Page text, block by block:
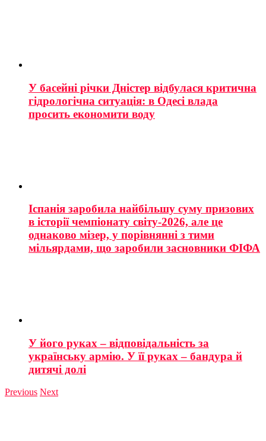
У басейні річки Дністер відбулася критична
гідрологічна ситуація: в Одесі влада
просить економити воду
Іспанія заробила найбільшу суму призових
в історії чемпіонату світу-2026, але це
однаково мізер, у порівнянні з тими
мільярдами, що заробили засновники ФІФА
У його руках – відповідальність за
українську армію. У її руках – бандура й
дитячі долі
Previous Next